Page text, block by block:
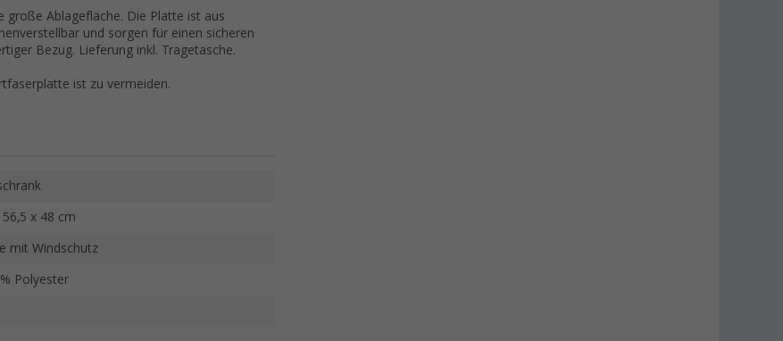
große Ablagefläche. Die Platte ist aus
und sorgen für einen sicheren
Bezug. Lieferung inkl. Tragetasche.
ist zu vermeiden.
56,5 x 48 cm
mit Windschutz
Polyester